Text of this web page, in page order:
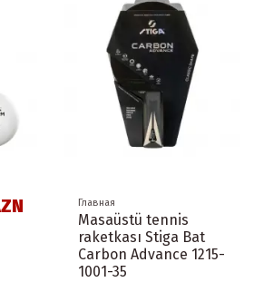
Главная
Masaüstü tennis
raketkası Stiga Bat
Carbon Advance 1215-
1001-35